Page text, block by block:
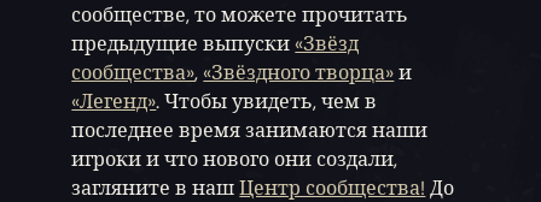
сообществе, то можете прочитать
предыдущие выпуски«Звёзд
сообщества»,«Звёздного творца»и
«Легенд». Чтобы увидеть, чем в
последнее время занимаются наши
игроки и что нового они создали,
загляните в нашЦентр сообщества! До